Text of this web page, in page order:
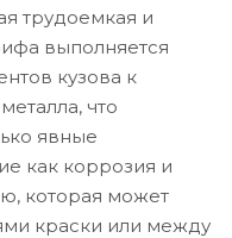
трудоемкая и
выполняется
кузова к
что
явные
как коррозия и
которая может
краски или между